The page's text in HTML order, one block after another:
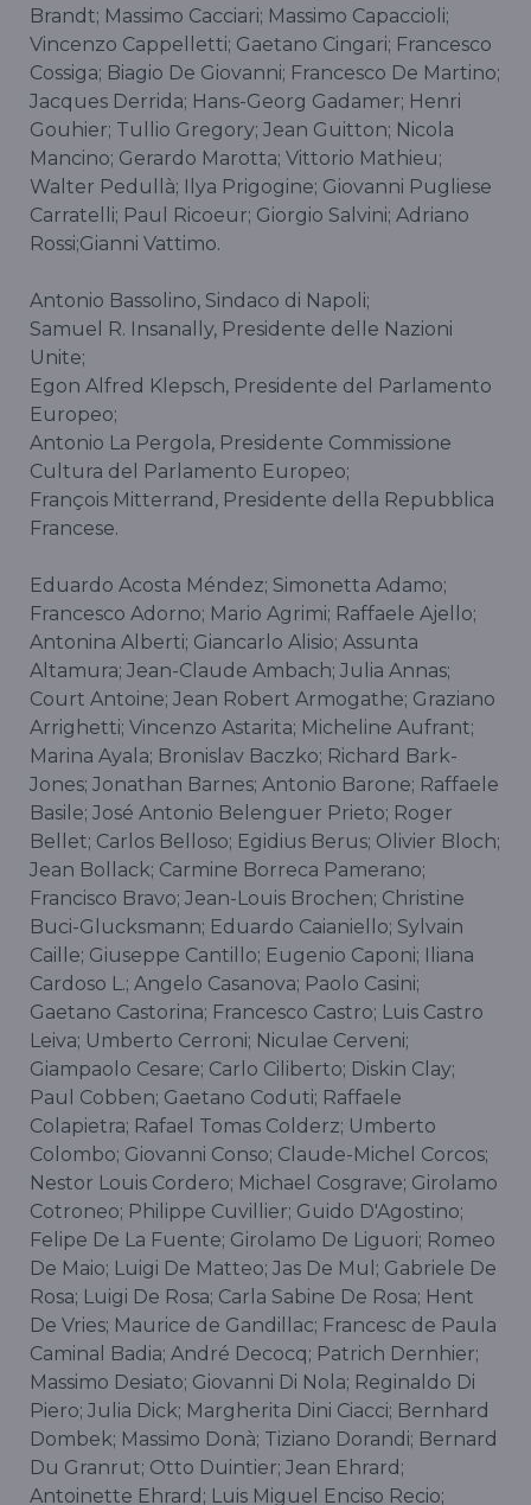
Brandt; Massimo Cacciari; Massimo Capaccioli;
Vincenzo Cappelletti; Gaetano Cingari; Francesco
Cossiga; Biagio De Giovanni; Francesco De Martino;
Jacques Derrida; Hans-Georg Gadamer; Henri
Gouhier; Tullio Gregory; Jean Guitton; Nicola
Mancino; Gerardo Marotta; Vittorio Mathieu;
Walter Pedullà; Ilya Prigogine; Giovanni Pugliese
Carratelli; Paul Ricoeur; Giorgio Salvini; Adriano
Rossi;Gianni Vattimo.
Antonio Bassolino, Sindaco di Napoli;
Samuel R. Insanally, Presidente delle Nazioni
Unite;
Egon Alfred Klepsch, Presidente del Parlamento
Europeo;
Antonio La Pergola, Presidente Commissione
Cultura del Parlamento Europeo;
François Mitterrand, Presidente della Repubblica
Francese.
Eduardo Acosta Méndez; Simonetta Adamo;
Francesco Adorno; Mario Agrimi; Raffaele Ajello;
Antonina Alberti; Giancarlo Alisio; Assunta
Altamura; Jean-Claude Ambach; Julia Annas;
Court Antoine; Jean Robert Armogathe; Graziano
Arrighetti; Vincenzo Astarita; Micheline Aufrant;
Marina Ayala; Bronislav Baczko; Richard Bark-
Jones; Jonathan Barnes; Antonio Barone; Raffaele
Basile; José Antonio Belenguer Prieto; Roger
Bellet; Carlos Belloso; Egidius Berus; Olivier Bloch;
Jean Bollack; Carmine Borreca Pamerano;
Francisco Bravo; Jean-Louis Brochen; Christine
Buci-Glucksmann; Eduardo Caianiello; Sylvain
Caille; Giuseppe Cantillo; Eugenio Caponi; Iliana
Cardoso L.; Angelo Casanova; Paolo Casini;
Gaetano Castorina; Francesco Castro; Luis Castro
Leiva; Umberto Cerroni; Niculae Cerveni;
Giampaolo Cesare; Carlo Ciliberto; Diskin Clay;
Paul Cobben; Gaetano Coduti; Raffaele
Colapietra; Rafael Tomas Colderz; Umberto
Colombo; Giovanni Conso; Claude-Michel Corcos;
Nestor Louis Cordero; Michael Cosgrave; Girolamo
Cotroneo; Philippe Cuvillier; Guido D'Agostino;
Felipe De La Fuente; Girolamo De Liguori; Romeo
De Maio; Luigi De Matteo; Jas De Mul; Gabriele De
Rosa; Luigi De Rosa; Carla Sabine De Rosa; Hent
De Vries; Maurice de Gandillac; Francesc de Paula
Caminal Badia; André Decocq; Patrich Dernhier;
Massimo Desiato; Giovanni Di Nola; Reginaldo Di
Piero; Julia Dick; Margherita Dini Ciacci; Bernhard
Dombek; Massimo Donà; Tiziano Dorandi; Bernard
Du Granrut; Otto Duintier; Jean Ehrard;
Antoinette Ehrard; Luis Miguel Enciso Recio;